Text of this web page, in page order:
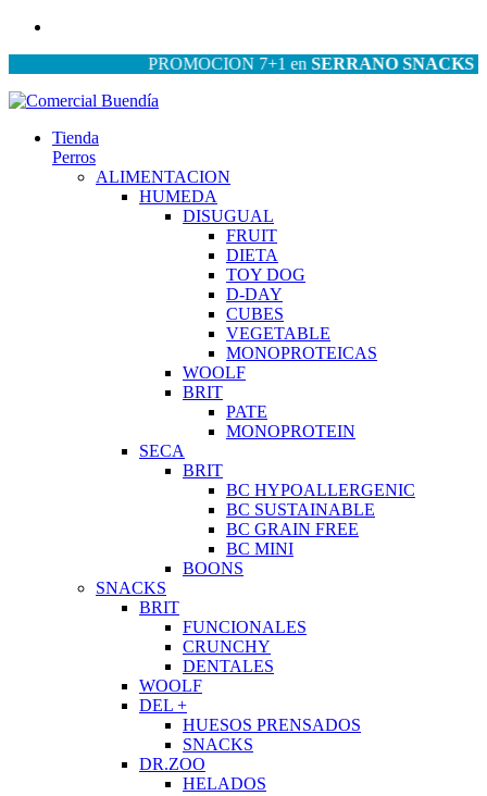
PROMOCION 7+1 enSERRANO SNACKS|
Tienda
Perros
ALIMENTACION
HUMEDA
DISUGUAL
FRUIT
DIETA
TOY DOG
D-DAY
CUBES
VEGETABLE
MONOPROTEICAS
WOOLF
BRIT
PATE
MONOPROTEIN
SECA
BRIT
BC HYPOALLERGENIC
BC SUSTAINABLE
BC GRAIN FREE
BC MINI
BOONS
SNACKS
BRIT
FUNCIONALES
CRUNCHY
DENTALES
WOOLF
DEL +
HUESOS PRENSADOS
SNACKS
DR.ZOO
HELADOS